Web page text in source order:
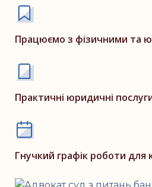
Працюємо з фізичними та
Практичні юридичні
Гнучкий графік роботи для